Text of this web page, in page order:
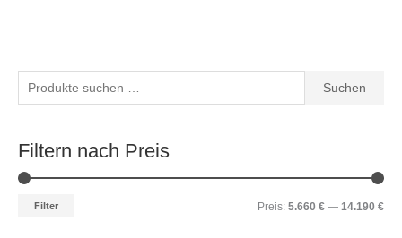
u
h
e
Suchen
Filtern nach Preis
P
r
P
r
Filter Preis: 5.660 € — 14.190 €
P
r
P
r